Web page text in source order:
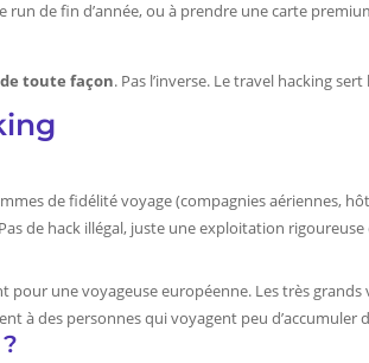
de fin d’année, ou à prendre une carte
toute façon. Pas l’inverse. Le travel hacking
de fidélité voyage (compagnies aériennes,
de hack illégal, juste une exploitation
une voyageuse européenne. Les très
à des personnes qui voyagent peu